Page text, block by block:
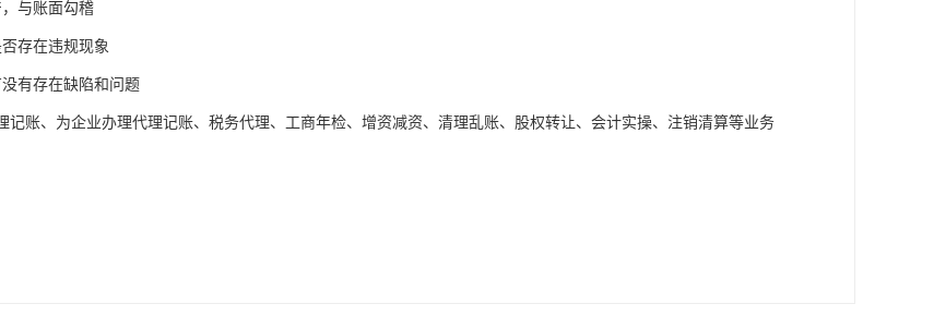
与账面勾稽
存在违规现象
有存在缺陷和问题
记账、为企业办理代理记账、税务代理、工商年检、增资减资、清理乱账、股权转让、会计实操、注销清算等业务